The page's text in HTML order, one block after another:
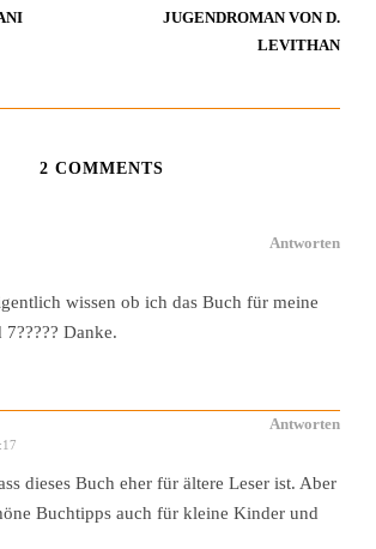
JUGENDROMAN VON D.
LEVITHAN
2 COMMENTS
Antworten
wissen ob ich das Buch für meine
Danke.
Antworten
dieses Buch eher für ältere Leser ist. Aber
Buchtipps auch für kleine Kinder und